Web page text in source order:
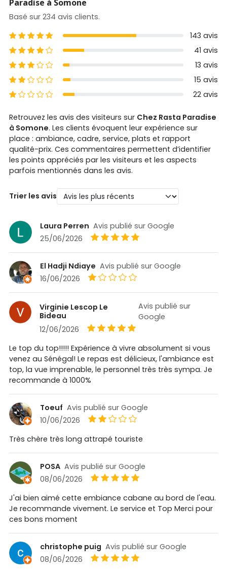
Paradise à Somone
Basé sur 234 avis clients.
5 étoiles
143 avis
4 étoiles
41 avis
3 étoiles
13 avis
2 étoiles
15 avis
1 étoiles
22 avis
Retrouvez les avis des visiteurs sur Chez Rasta Paradise
à Somone. Les clients évoquent leur expérience sur
place : ambiance, cadre, service, plats et rapport
qualité-prix. Ces commentaires permettent d’identifier
les points appréciés par les visiteurs et les aspects
parfois mentionnés dans les avis.
Trier les avis
Laura Perren Avis publié sur Google
25/06/2026
El Hadji Ndiaye Avis publié sur Google
16/06/2026
Virginie Lescop Le
Bideau
Avis publié sur
Google
12/06/2026
Le top du top!!!!! Expérience à vivre absolument si vous
venez au Sénégal! Le repas est délicieux, l'ambiance est
top, la vue imprenable, le personnel très très sympa. Je
recommande à 1000%
Toeuf Avis publié sur Google
10/06/2026
Très chère très long attrapé touriste
POSA Avis publié sur Google
08/06/2026
J'ai bien aimé cette embiance cabane au bord de l'eau.
Je recommande vivement. Le service et Top Merci pour
ces bons moment
christophe puig Avis publié sur Google
08/06/2026